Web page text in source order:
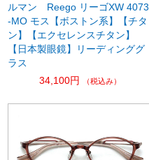
ルマン Reego リーゴXW 4073
-MO モス【ボストン系】【チタ
ン】【エクセレンスチタン】
【日本製眼鏡】リーディンググ
ラス
34,100円
（税込み）